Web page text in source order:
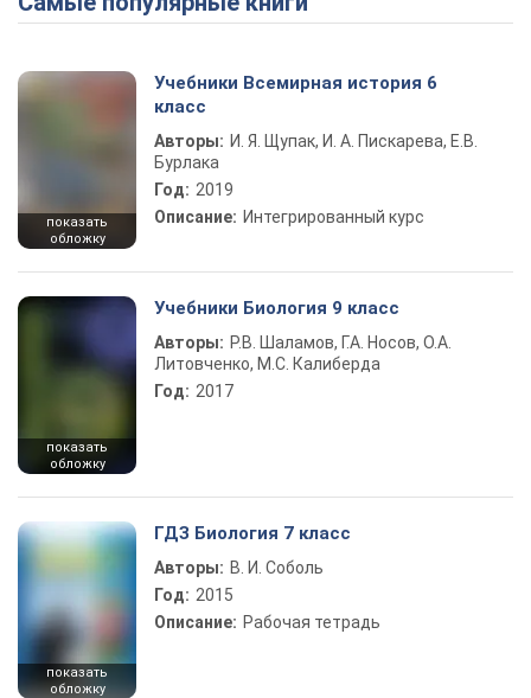
показать
обложку
Учебники Всемирная история 6
класс
Авторы: И. Я. Щупак, И. А. Пискарева, Е.В.
Бурлака
Год: 2019
Описание: Интегрированный курс
показать
обложку
Учебники Биология 9 класс
Авторы: Р.В. Шаламов, Г.А. Носов, О.А.
Литовченко, М.С. Калиберда
Год: 2017
показать
обложку
ГДЗ Биология 7 класс
Авторы: В. И. Соболь
Год: 2015
Описание: Рабочая тетрадь